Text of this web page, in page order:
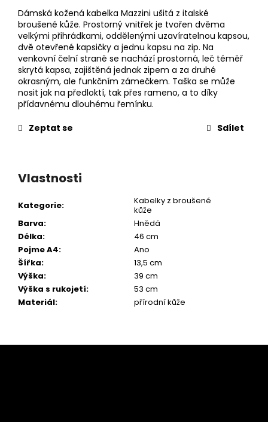
Dámská kožená kabelka Mazzini ušitá z italské
broušené kůže. Prostorný vnitřek je tvořen dvěma
velkými přihrádkami, oddělenými uzavíratelnou kapsou,
dvě otevřené kapsičky a jednu kapsu na zip. Na
venkovní čelní straně se nachází prostorná, leč téměř
skrytá kapsa, zajištěná jednak zipem a za druhé
okrasným, ale funkčním zámečkem. Taška se může
nosit jak na předloktí, tak přes rameno, a to díky
přídavnému dlouhému řemínku.
Zeptat se
Sdílet
Vlastnosti
Kategorie:
Kabelky z broušené
kůže
Barva:
Hnědá
Délka:
46 cm
Pojme A4:
Ano
Šířka:
13,5 cm
Výška:
39 cm
Výška s rukojetí:
53 cm
Materiál: přírodní kůže